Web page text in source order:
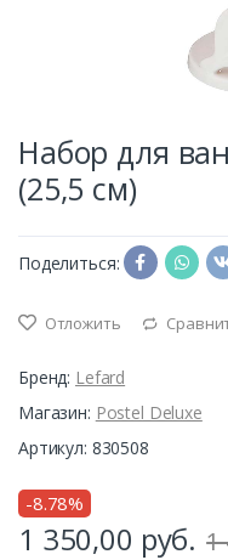
Набор для
(25,5 см)
Поделиться:
Отложить
Бренд: Lefard
Магазин: Postel Deluxe
Артикул: 830508
-8.78%
1 350,00 руб. 1